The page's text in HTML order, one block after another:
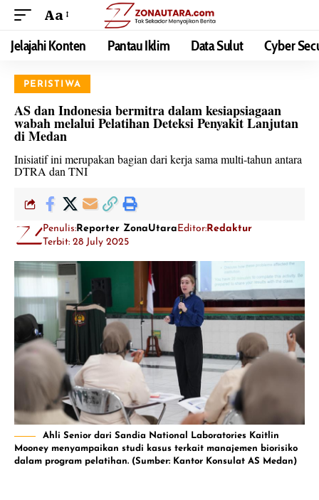
Aa
Jelajahi Konten Pantau Iklim Data Sulut Cyber
PERISTIWA
AS dan Indonesia bermitra dalam kesiapsiagaan
wabah melalui Pelatihan Deteksi Penyakit Lanjutan
di Medan
Inisiatif ini merupakan bagian dari kerja sama multi-tahun antara
DTRA dan TNI
Penulis:Reporter ZonaUtaraEditor:Redaktur
Terbit: 28 July 2025
Ahli Senior dari Sandia National Laboratories Kaitlin
Mooney menyampaikan studi kasus terkait manajemen biorisiko
dalam program pelatihan. (Sumber: Kantor Konsulat AS Medan)